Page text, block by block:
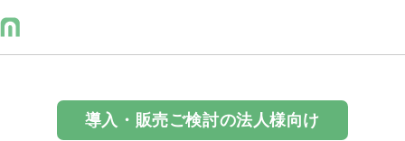
導入・販売ご検討の法人様向け